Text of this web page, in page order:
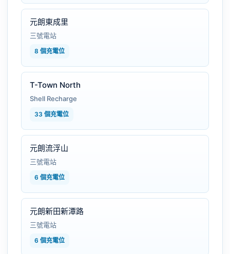
元朗東成里
三號電站
8 個充電位
T-Town North
Shell Recharge
33 個充電位
元朗流浮山
三號電站
6 個充電位
元朗新田新潭路
三號電站
6 個充電位